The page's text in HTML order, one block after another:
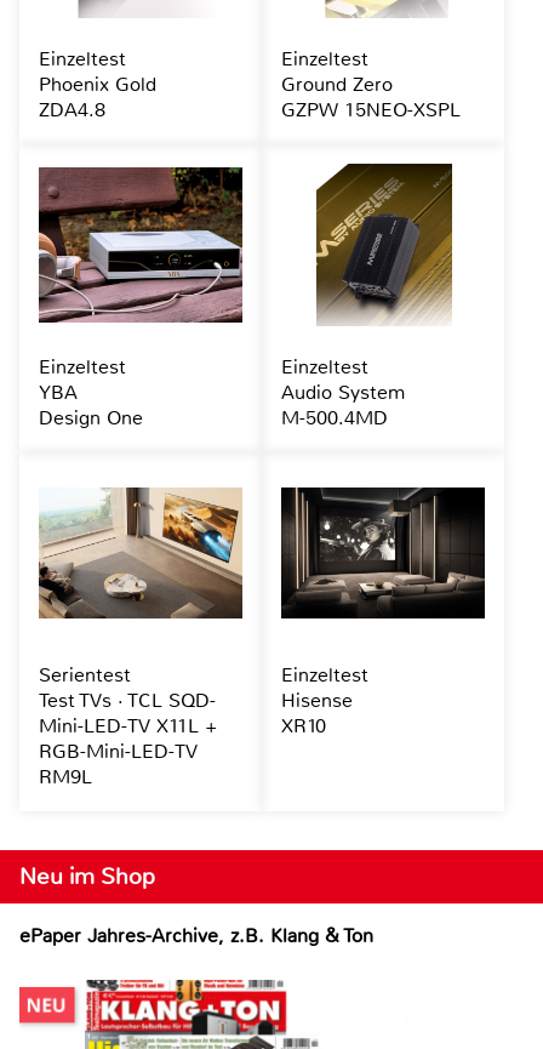
Neu im Shop
ePaper Jahres-Archive, z.B. Klang & Ton
Einzeltest
Phoenix Gold
ZDA4.8
Einzeltest
Ground Zero
GZPW 15NEO-XSPL
Einzeltest
YBA
Design One
Einzeltest
Audio System
M-500.4MD
Serientest
Test TVs · TCL SQD-
Mini-LED-TV X11L +
RGB-Mini-LED-TV
RM9L
Einzeltest
Hisense
XR10